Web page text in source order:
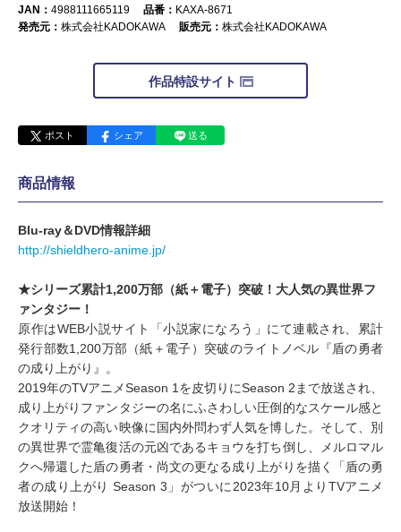
JAN： 4988111665119 品番： KAXA-8671
発売元： 株式会社KADOKAWA 販売元： 株式会社KADOKAWA
作品特設サイト
ポスト シェア 送る
商品情報
​Blu-ray＆DVD情報詳細
​http://shieldhero-anime.jp/
★シリーズ累計1,200万部（紙＋電子）突破！大人気の異世界フ
ァンタジー！
原作はWEB小説サイト「小説家になろう」にて連載され、累計
発行部数1,200万部（紙＋電子）突破のライトノベル『盾の勇者
の成り上がり』。
2019年のTVアニメSeason 1を皮切りにSeason 2まで放送され、
成り上がりファンタジーの名にふさわしい圧倒的なスケール感と
クオリティの高い映像に国内外問わず人気を博した。そして、別
の異世界で霊亀復活の元凶であるキョウを打ち倒し、メルロマル
クへ帰還した盾の勇者・尚文の更なる成り上がりを描く「盾の勇
者の成り上がり Season 3」がついに2023年10月よりTVアニメ
放送開始！